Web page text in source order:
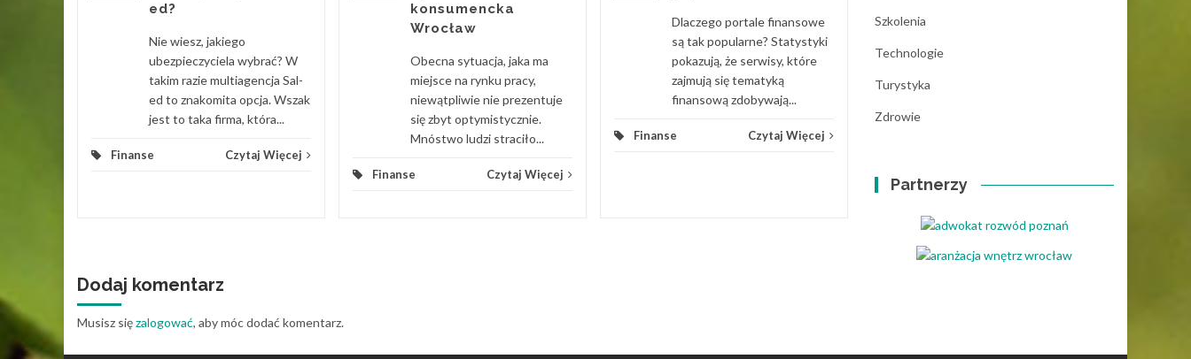
ed?
Nie wiesz, jakiego
ubezpieczyciela wybrać? W
takim razie multiagencja Sal-
ed to znakomita opcja. Wszak
jest to taka firma, która...
Finanse Czytaj Więcej
konsumencka
Wrocław
Obecna sytuacja, jaka ma
miejsce na rynku pracy,
niewątpliwie nie prezentuje
się zbyt optymistycznie.
Mnóstwo ludzi straciło...
Finanse Czytaj Więcej
Dlaczego portale finansowe
są tak popularne? Statystyki
pokazują, że serwisy, które
zajmują się tematyką
finansową zdobywają...
Finanse Czytaj Więcej
Finanse
Dodaj komentarz
Musisz sięzalogować, aby móc dodać komentarz.
Szkolenia
Technologie
Turystyka
Zdrowie
Partnerzy